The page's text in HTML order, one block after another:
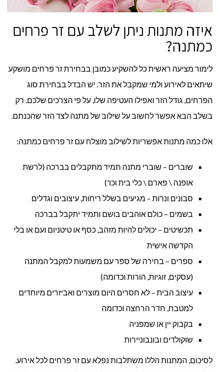
איזה מתנות ניתן לשלב עם זר פרחים
כמתנה?
לימור מציעה ראשית כל להשקיע כמובן בבחירת זר פרחים מושקע
שיתאים לאירוע ולמי שמקבל את הזר. יש הבדל בבחירת סוג
הפרחים, גודל הזר ואפילו העטיפה שלו, על פי הצרכים שלכם. רק
בשלב הבא אפשר לחשוב על שילוב של מתנה לצד הזר שהכנתם.
אלו כמה מתנות אפשריות לשילוב מוצלח עם זר פרחים כמתנה:
שוברים – שוברי מתנה תמיד מתקבלים בברכה (לרשת
אופנה \ פארם \ כלי בית וכו')
סבונים ונרות – מגיעים בשלל ריחות, עיצובים וגדלים
בשמים – כולם אוהבים בושם ותמיד יתקבל בברכה
תכשיטים – יכולים להיות מזהב, כסף או טיטניום ועם או בלי
הקדשה אישית
ספרים – בחירה של ספר עם משמעות למקבל המתנה
(עסקים, זוגיות, הורות וכדומה)
עיצוב הבית – לא חסרים היום מוצרים ואביזרים מיוחדים
למטבח, חדר הרחצה וכדומה
בקבוק יין או שמפניה
שוקולדים ובונבוניירות
לסיכום, המתנות הללו משתלבות נפלא עם זר פרחים לכל אירוע.